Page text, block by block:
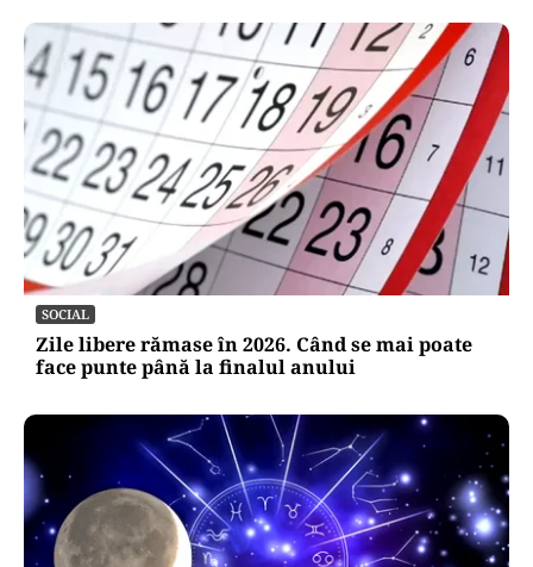
SOCIAL
Zile libere rămase în 2026. Când se mai poate
face punte până la finalul anului